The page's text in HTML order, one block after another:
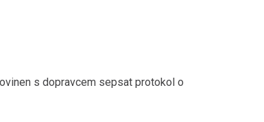
s dopravcem sepsat protokol o